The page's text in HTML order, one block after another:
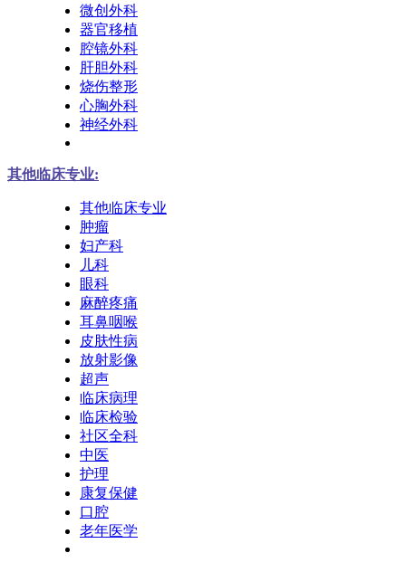
微创外科
器官移植
腔镜外科
肝胆外科
烧伤整形
心胸外科
神经外科
其他临床专业:
其他临床专业
肿瘤
妇产科
儿科
眼科
麻醉疼痛
耳鼻咽喉
皮肤性病
放射影像
超声
临床病理
临床检验
社区全科
中医
护理
康复保健
口腔
老年医学